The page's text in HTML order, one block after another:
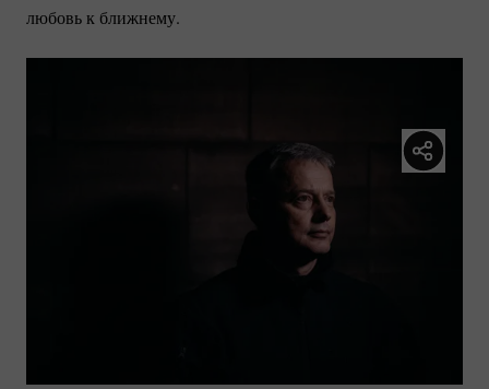
любовь к ближнему.